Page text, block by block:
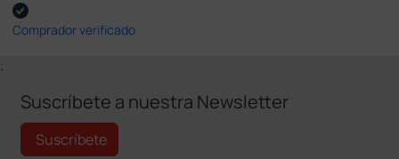
Comprador verificado
;
Suscríbete a nuestra Newsletter
Suscríbete